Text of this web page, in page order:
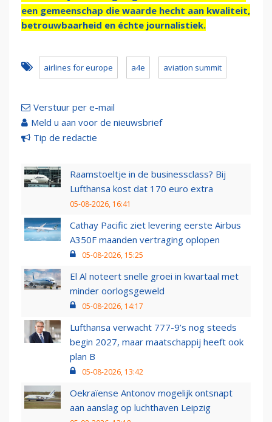
een gemeenschap die waarde hecht aan kwaliteit,
betrouwbaarheid en échte journalistiek.
airlines for europe a4e aviation summit
Verstuur per e-mail
Meld u aan voor de nieuwsbrief
Tip de redactie
Raamstoeltje in de businessclass? Bij
Lufthansa kost dat 170 euro extra
05-08-2026, 16:41
Cathay Pacific ziet levering eerste Airbus
A350F maanden vertraging oplopen
05-08-2026, 15:25
El Al noteert snelle groei in kwartaal met
minder oorlogsgeweld
05-08-2026, 14:17
Lufthansa verwacht 777-9’s nog steeds
begin 2027, maar maatschappij heeft ook
plan B
05-08-2026, 13:42
Oekraïense Antonov mogelijk ontsnapt
aan aanslag op luchthaven Leipzig